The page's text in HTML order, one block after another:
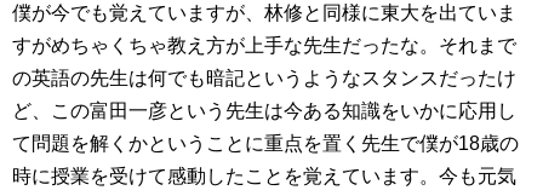
僕が今でも覚えていますが、林修と同様に東大を出ていま
すがめちゃくちゃ教え方が上手な先生だったな。それまで
の英語の先生は何でも暗記というようなスタンスだったけ
ど、この富田一彦という先生は今ある知識をいかに応用し
て問題を解くかということに重点を置く先生で僕が18歳の
時に授業を受けて感動したことを覚えています。今も元気